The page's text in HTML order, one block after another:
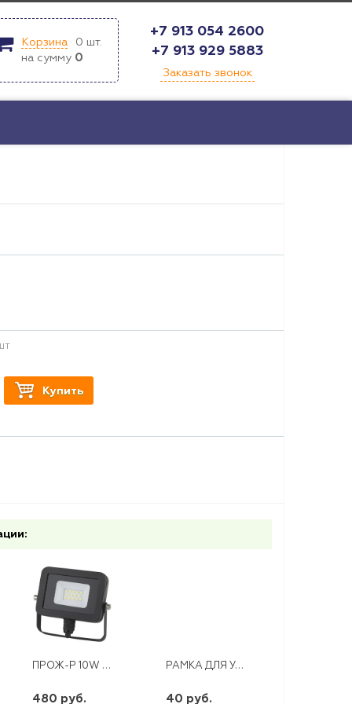
Корзина 0 шт.
на сумму 0
+7 913 054 2600
+7 913 929 5883
Заказать звонок
Купить
ПРОЖ-Р 10W ЭРА LPR-10-6500К-М
480 руб.
РАМКА ДЛЯ УДЛИНИТЕЛЯ СИНЯЯ
40 руб.